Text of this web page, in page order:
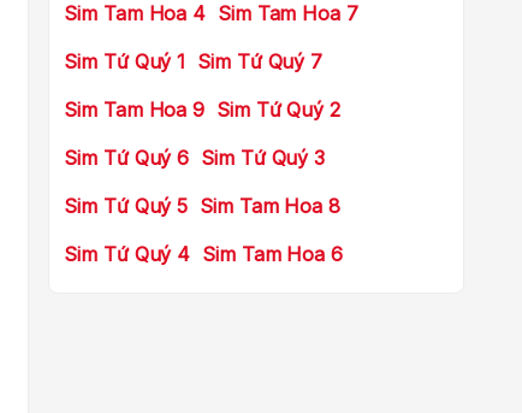
Sim Tam Hoa 4 Sim Tam Hoa 7
Sim Tứ Quý 1 Sim Tứ Quý 7
Sim Tam Hoa 9 Sim Tứ Quý 2
Sim Tứ Quý 6 Sim Tứ Quý 3
Sim Tứ Quý 5 Sim Tam Hoa 8
Sim Tứ Quý 4 Sim Tam Hoa 6